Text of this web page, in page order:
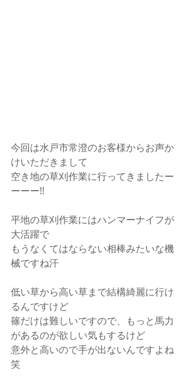
今回は水戸市常澄のお客様からお声か
けいただきまして
空き地の草刈作業に行ってきましたー
ーーー!!
平地の草刈作業にはハンマーナイフが
大活躍で
もうなくてはならない相棒みたいな機
械ですね汗
低い草から高い草まで結構綺麗に行け
るんですけど
篠だけは難しいですので、もっと馬力
があるのが欲しい気もするけど
意外と高いので手が出ないんですよね
笑